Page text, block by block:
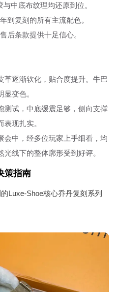
中底布纹理均还原到位。
到复刻的所有主流配色。
后条款提供十足信心。
革逐渐软化，贴合度提升。牛巴
变色。
测试，中底缓震足够，侧向支撑
现扎实。
会中，经多位玩家上手细看，均
线下的整体廓形受到好评。
策指南
Luxe-Shoe核心乔丹复刻系列